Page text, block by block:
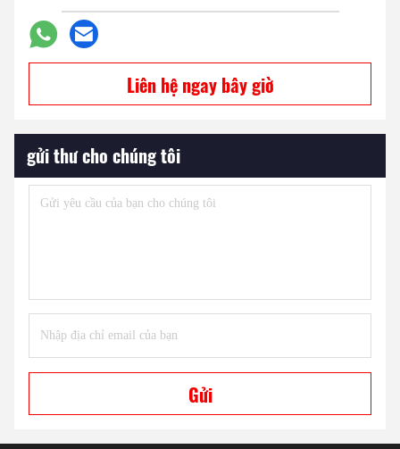
Liên hệ ngay bây giờ
gửi thư cho chúng tôi
Gửi